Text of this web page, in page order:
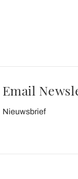
Email
Nieuwsbrief